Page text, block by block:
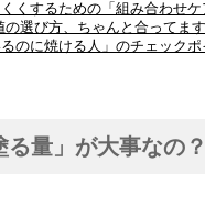
くするための「組み合わせケ
選び方、ちゃんと合ってま
のに焼ける人」のチェックポ
る量」が大事なの？